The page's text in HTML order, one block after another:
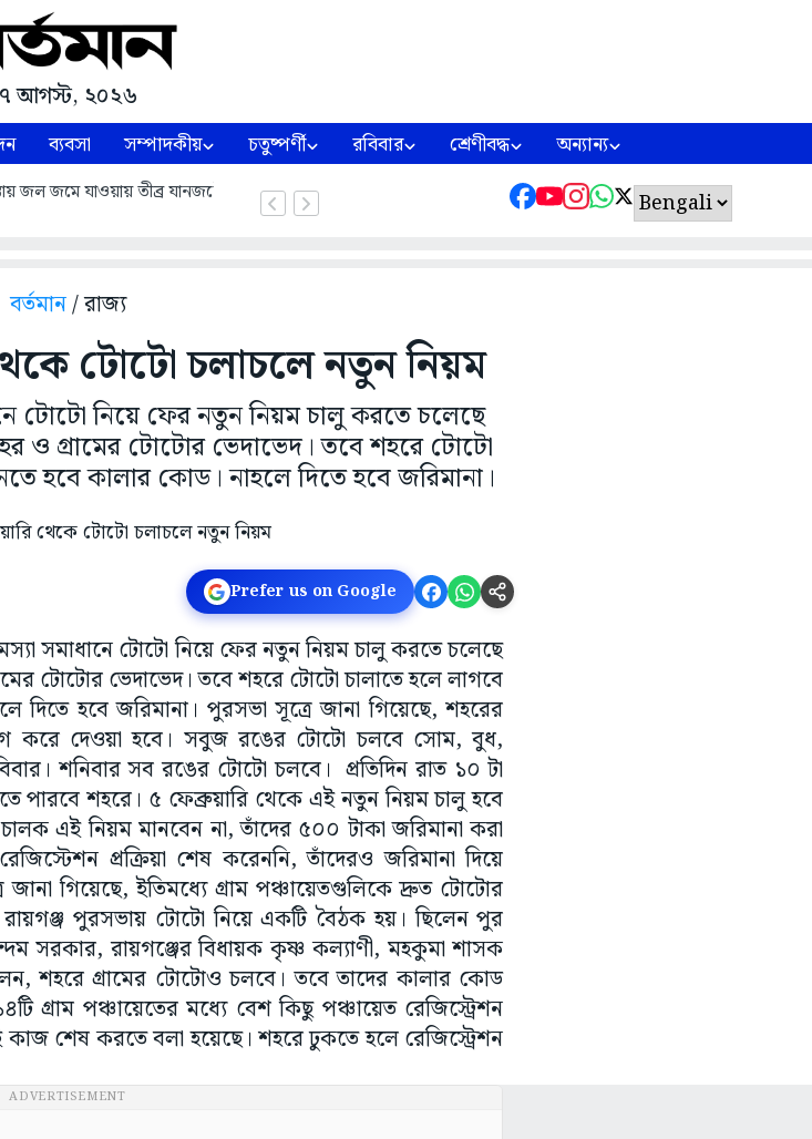
৭ আগস্ট, ২০২৬
ব্যবসা সম্পাদকীয় চতুষ্পর্ণী রবিবার শ্রেণীবদ্ধ অন্যান্য
দিল্লিবাসী
বর্তমান/ রাজ্য
টোটো চলাচলে নতুন নিয়ম
টোটো নিয়ে ফের নতুন নিয়ম চালু করতে চলেছে
ও গ্রামের টোটোর ভেদাভেদ। তবে শহরে টোটো
হবে কালার কোড। নাহলে দিতে হবে জরিমানা।
Prefer us on Google
সমাধানে টোটো নিয়ে ফের নতুন নিয়ম চালু করতে চলেছে
টোটোর ভেদাভেদ। তবে শহরে টোটো চালাতে হলে লাগবে
দিতে হবে জরিমানা। পুরসভা সূত্রে জানা গিয়েছে, শহরের
করে দেওয়া হবে। সবুজ রঙের টোটো চলবে সোম, বুধ,
শনিবার সব রঙের টোটো চলবে। প্রতিদিন রাত ১০ টা
পারবে শহরে। ৫ ফেব্রুয়ারি থেকে এই নতুন নিয়ম চালু হবে
এই নিয়ম মানবেন না, তাঁদের ৫০০ টাকা জরিমানা করা
প্রক্রিয়া শেষ করেননি, তাঁদেরও জরিমানা দিয়ে
জানা গিয়েছে, ইতিমধ্যে গ্রাম পঞ্চায়েতগুলিকে দ্রুত টোটোর
রায়গঞ্জ পুরসভায় টোটো নিয়ে একটি বৈঠক হয়। ছিলেন পুর
সরকার, রায়গঞ্জের বিধায়ক কৃষ্ণ কল্যাণী, মহকুমা শাসক
শহরে গ্রামের টোটোও চলবে। তবে তাদের কালার কোড
গ্রাম পঞ্চায়েতের মধ্যে বেশ কিছু পঞ্চায়েত রেজিস্ট্রেশন
কাজ শেষ করতে বলা হয়েছে। শহরে ঢুকতে হলে রেজিস্ট্রেশন
ADVERTISEMENT